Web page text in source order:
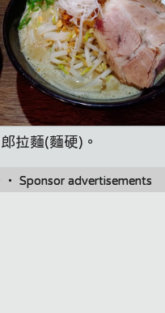
拉麵(麵硬)。
‧ Sponsor advertisements